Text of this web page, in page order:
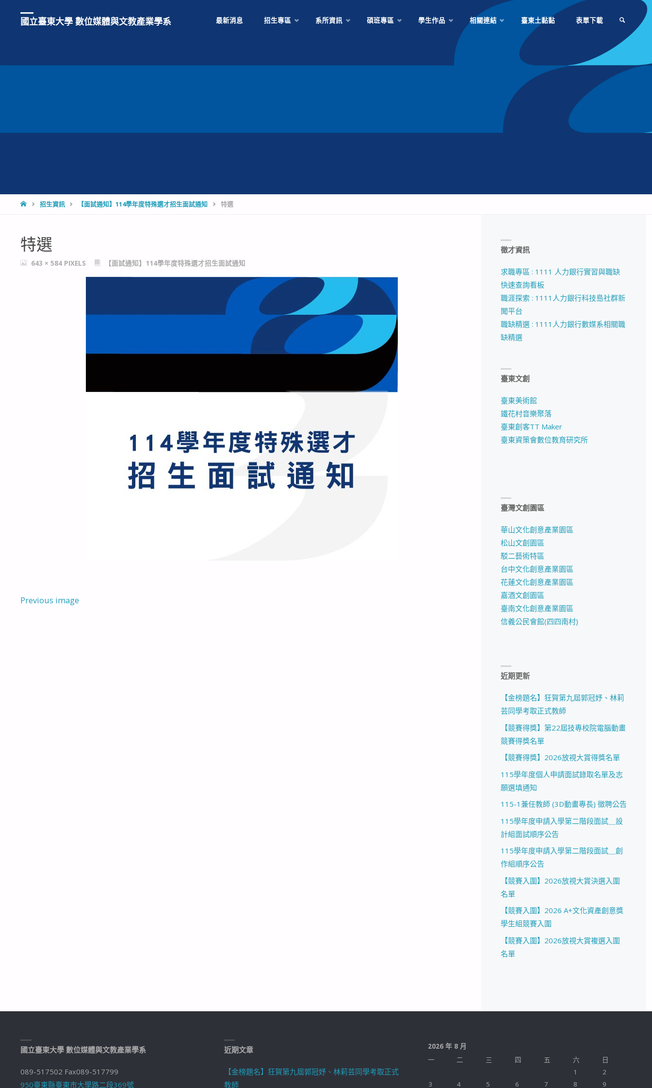
國立臺東大學 數位媒體與文教產業學系 最新消息 招生專區 系所資訊 碩班專區 學生作品 相關連結 臺東土黏黏 表單下載
HOME招生資訊 【面試通知】114學年度特殊選才招生面試通知 特選
特選
FULL643 × 584 PIXELS 【面試通知】114學年度特殊選才招生面試通知
Previous image
徵才資訊
求職專區 : 1111 人力銀行實習與職缺
快速查詢看板
職涯探索 : 1111人力銀行科技島社群新
聞平台
職缺精選 : 1111人力銀行數媒系相關職
缺精選
臺東文創
臺東美術館
鐵花村音樂聚落
臺東創客TT Maker
臺東資策會數位教育研究所
臺灣文創園區
華山文化創意產業園區
松山文創園區
駁二藝術特區
台中文化創意產業園區
花蓮文化創意產業園區
嘉酒文創園區
臺南文化創意產業園區
信義公民會館(四四南村)
近期更新
【金榜題名】狂賀第九屆郭冠妤、林莉
芸同學考取正式教師
【競賽得獎】第22屆技專校院電腦動畫
競賽得獎名單
【競賽得獎】2026放視大賞得獎名單
115學年度個人申請面試錄取名單及志
願選填通知
115-1兼任教師 (3D動畫專長) 徵聘公告
115學年度申請入學第二階段面試＿設
計組面試順序公告
115學年度申請入學第二階段面試＿創
作組順序公告
【競賽入圍】2026放視大賞決選入圍
名單
【競賽入圍】2026 A+文化資產創意獎
學生組競賽入圍
【競賽入圍】2026放視大賞複選入圍
名單
國立臺東大學 數位媒體與文教產業學系
089-517502 Fax089-517799
950臺東縣臺東市大學路二段369號
近期文章
【金榜題名】狂賀第九屆郭冠妤、林莉芸同學考取正式
教師
2026 年 8 月
一
二 三 四 五 六
日
1
2
3
4 5 6 7 8 9